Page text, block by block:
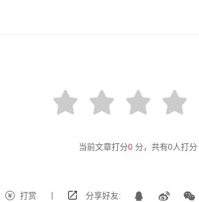
当前文章打分0 分，共有0人打分
打赏 | 分享好友: